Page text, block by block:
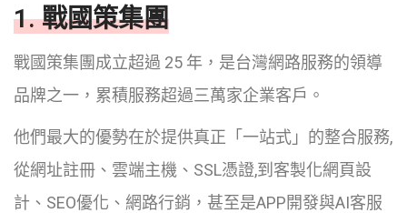
1. 戰國策集團
戰國策集團成立超過 25 年，是台灣網路服務的領導
品牌之一，累積服務超過三萬家企業客戶。
他們最大的優勢在於提供真正「一站式」的整合服務,
從網址註冊、雲端主機、SSL憑證,到客製化網頁設
計、SEO優化、網路行銷，甚至是APP開發與AI客服